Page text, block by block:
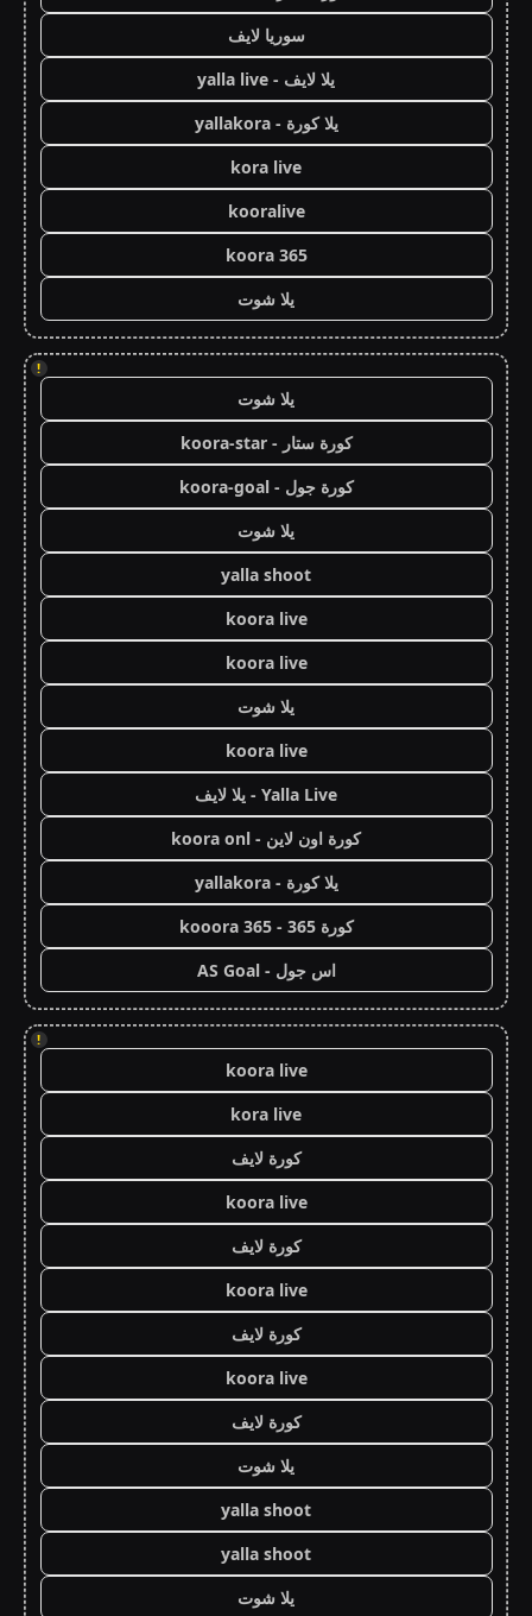
سوريا لايف
يلا لايف - yalla live
يلا كورة - yallakora
kora live
kooralive
koora 365
يلا شوت
!
يلا شوت
كورة ستار - koora-star
كورة جول - koora-goal
يلا شوت
yalla shoot
koora live
koora live
يلا شوت
koora live
Yalla Live - يلا لايف
كورة اون لاين - koora onl
يلا كورة - yallakora
كورة 365 - kooora 365
اس جول - AS Goal
!
koora live
kora live
كورة لايف
koora live
كورة لايف
koora live
كورة لايف
koora live
كورة لايف
يلا شوت
yalla shoot
yalla shoot
يلا شوت